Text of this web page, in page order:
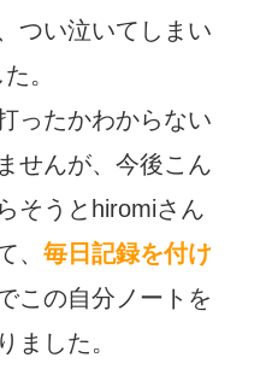
つい泣いてしまい
。
ったかわからない
せんが、今後こん
そうと hiromiさん
、 毎日記録を付け
この自分ノートを
ました。